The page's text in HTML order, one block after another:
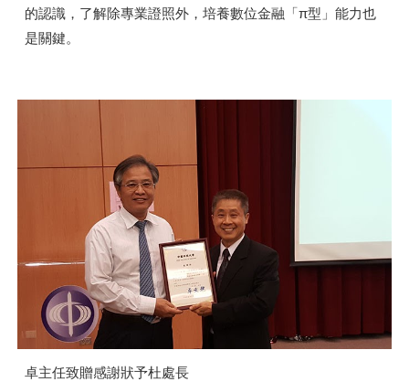
的認識，了解除專業證照外，培養數位金融「π型」能力也
是關鍵。
卓主任致贈感謝狀予杜處長